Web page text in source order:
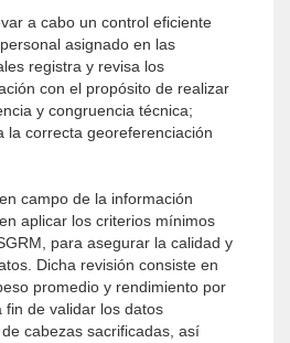
a cabo un control eficiente
asignado en las
registra y revisa los
con el propósito de realizar
y congruencia técnica;
la correcta georeferenciación
campo de la información
aplicar los criterios mínimos
para asegurar la calidad y
Dicha revisión consiste en
promedio y rendimiento por
fin de validar los datos
cabezas sacrificadas, así